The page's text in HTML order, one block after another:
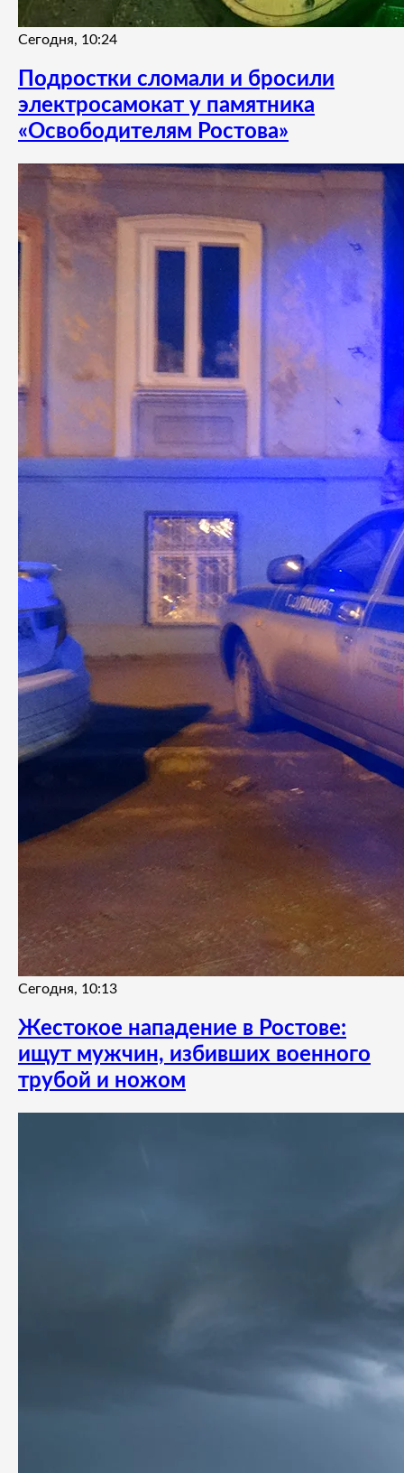
Сегодня, 10:24
Подростки сломали и бросили
электросамокат у памятника
«Освободителям Ростова»
Сегодня, 10:13
Жестокое нападение в Ростове:
ищут мужчин, избивших военного
трубой и ножом